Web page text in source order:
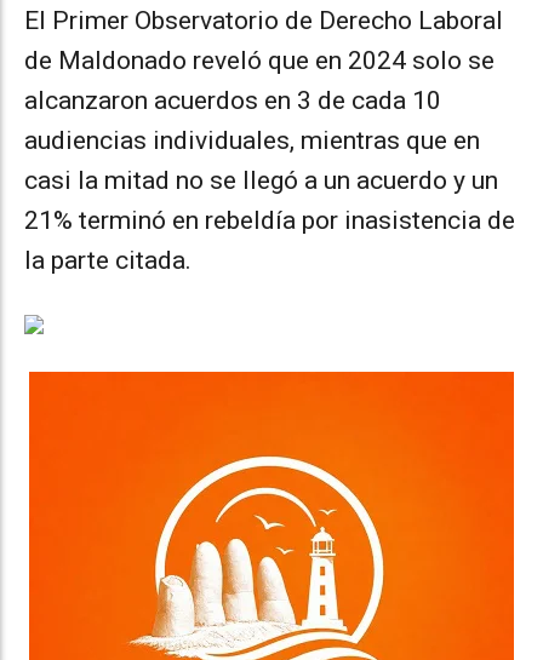
El Primer Observatorio de Derecho Laboral
de Maldonado reveló que en 2024 solo se
alcanzaron acuerdos en 3 de cada 10
audiencias individuales, mientras que en
casi la mitad no se llegó a un acuerdo y un
21% terminó en rebeldía por inasistencia de
la parte citada.